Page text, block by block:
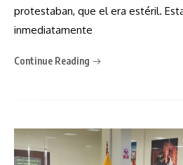
protestaban, que el era estéril.
inmediatamente
Continue Reading